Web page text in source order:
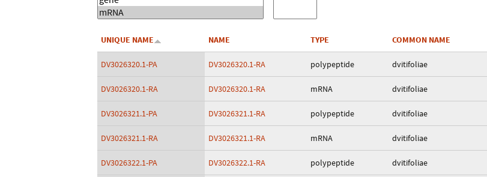
UNIQUE NAME NAME TYPE COMMON NAME
DV3026320.1-PA DV3026320.1-RA polypeptide dvitifoliae
DV3026320.1-RA DV3026320.1-RA mRNA dvitifoliae
DV3026321.1-PA DV3026321.1-RA polypeptide dvitifoliae
DV3026321.1-RA DV3026321.1-RA mRNA dvitifoliae
DV3026322.1-PA DV3026322.1-RA polypeptide dvitifoliae